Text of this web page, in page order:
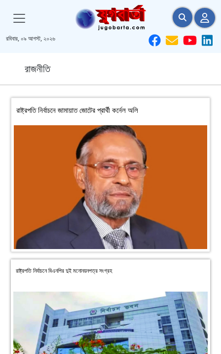
রবিবার, ০৯ আগস্ট, ২০২৬
রাজনীতি
রাষ্ট্রপতি নির্বাচনে জামায়াত জোটের প্রার্থী কর্নেল অলি
রাষ্ট্রপতি নির্বাচনে বিএনপির দুই মনোনয়নপত্র সংগ্রহ